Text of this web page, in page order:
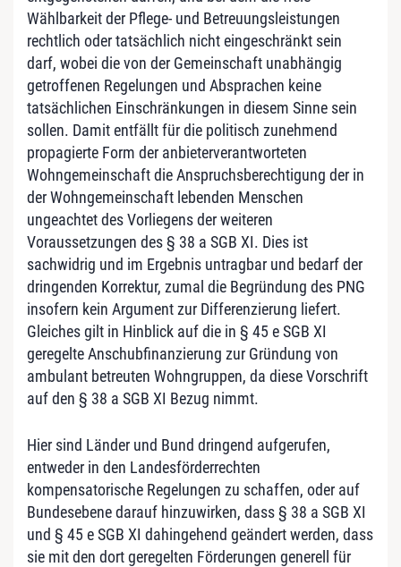
Wählbarkeit der Pflege- und Betreuungsleistungen
rechtlich oder tatsächlich nicht eingeschränkt sein
darf, wobei die von der Gemeinschaft unabhängig
getroffenen Regelungen und Absprachen keine
tatsächlichen Einschränkungen in diesem Sinne sein
sollen. Damit entfällt für die politisch zunehmend
propagierte Form der anbieterverantworteten
Wohngemeinschaft die Anspruchsberechtigung der in
der Wohngemeinschaft lebenden Menschen
ungeachtet des Vorliegens der weiteren
Voraussetzungen des § 38 a SGB XI. Dies ist
sachwidrig und im Ergebnis untragbar und bedarf der
dringenden Korrektur, zumal die Begründung des PNG
insofern kein Argument zur Differenzierung liefert.
Gleiches gilt in Hinblick auf die in § 45 e SGB XI
geregelte Anschubfinanzierung zur Gründung von
ambulant betreuten Wohngruppen, da diese Vorschrift
auf den § 38 a SGB XI Bezug nimmt.
Hier sind Länder und Bund dringend aufgerufen,
entweder in den Landesförderrechten
kompensatorische Regelungen zu schaffen, oder auf
Bundesebene darauf hinzuwirken, dass § 38 a SGB XI
und § 45 e SGB XI dahingehend geändert werden, dass
sie mit den dort geregelten Förderungen generell für